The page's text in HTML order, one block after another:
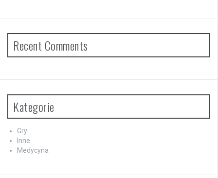
Recent Comments
Kategorie
Gry
Inne
Medycyna